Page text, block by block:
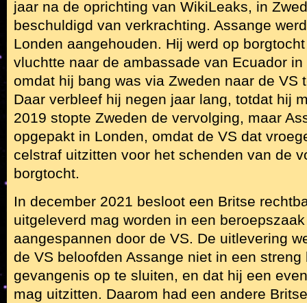
jaar na de oprichting van WikiLeaks, in
beschuldigd van verkrachting. Assange
Londen aangehouden. Hij werd op
vluchtte naar de ambassade van Ecuador
omdat hij bang was via Zweden naar de VS
Daar verbleef hij negen jaar lang, totdat hij
2019 stopte Zweden de vervolging, maar
opgepakt in Londen, omdat de VS dat
celstraf uitzitten voor het schenden van de
borgtocht.
In december 2021 besloot een Britse
uitgeleverd mag worden in een
aangespannen door de VS. De uitlevering
de VS beloofden Assange niet in een streng
gevangenis op te sluiten, en dat hij een
mag uitzitten. Daarom had een andere